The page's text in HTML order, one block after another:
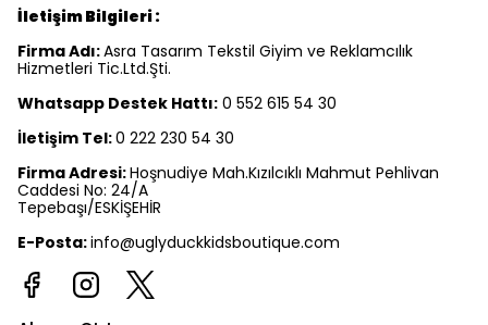
İletişim Bilgileri :
Firma Adı:Asra Tasarım Tekstil Giyim ve Reklamcılık
Hizmetleri Tic.Ltd.Şti.
Whatsapp Destek Hattı: 0 552 615 54 30
İletişim Tel:0 222 230 54 30
Firma Adresi:Hoşnudiye Mah.Kızılcıklı Mahmut Pehlivan
Caddesi No: 24/A
Tepebaşı/ESKİŞEHİR
E-Posta:info@uglyduckkidsboutique.com